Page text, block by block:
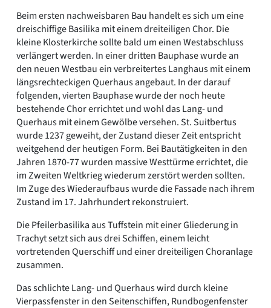
Beim ersten nachweisbaren Bau handelt es sich um eine
dreischiffige Basilika mit einem dreiteiligen Chor. Die
kleine Klosterkirche sollte bald um einen Westabschluss
verlängert werden. In einer dritten Bauphase wurde an
den neuen Westbau ein verbreitertes Langhaus mit einem
längsrechteckigen Querhaus angebaut. In der darauf
folgenden, vierten Bauphase wurde der noch heute
bestehende Chor errichtet und wohl das Lang- und
Querhaus mit einem Gewölbe versehen. St. Suitbertus
wurde 1237 geweiht, der Zustand dieser Zeit entspricht
weitgehend der heutigen Form. Bei Bautätigkeiten in den
Jahren 1870-77 wurden massive Westtürme errichtet, die
im Zweiten Weltkrieg wiederum zerstört werden sollten.
Im Zuge des Wiederaufbaus wurde die Fassade nach ihrem
Zustand im 17. Jahrhundert rekonstruiert.
Die Pfeilerbasilika aus Tuffstein mit einer Gliederung in
Trachyt setzt sich aus drei Schiffen, einem leicht
vortretenden Querschiff und einer dreiteiligen Choranlage
zusammen.
Das schlichte Lang- und Querhaus wird durch kleine
Vierpassfenster in den Seitenschiffen, Rundbogenfenster